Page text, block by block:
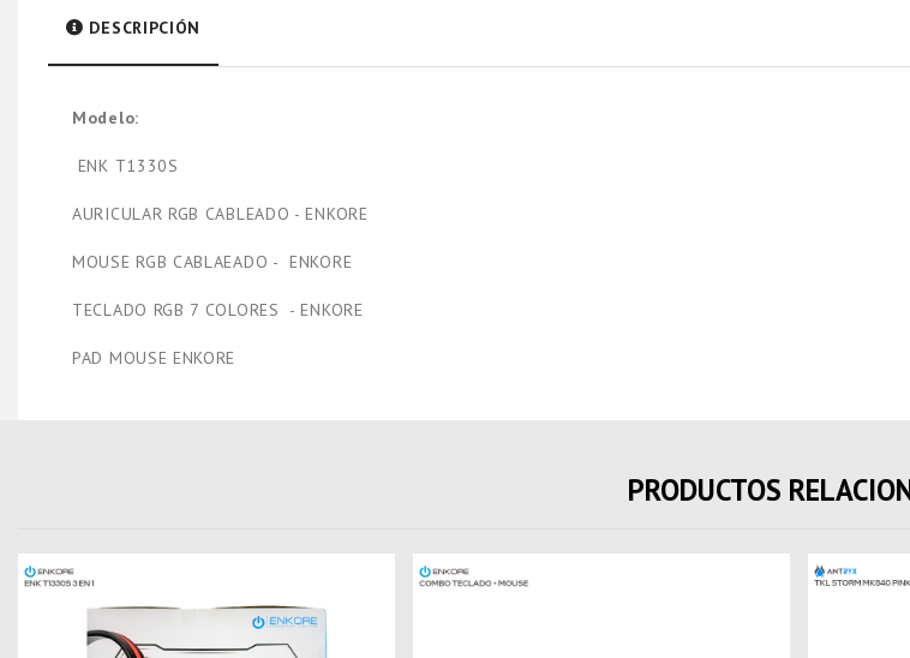
DESCRIPCIÓN
Modelo:
ENK T1330S
AURICULAR RGB CABLEADO - ENKORE
MOUSE RGB CABLAEADO - ENKORE
TECLADO RGB 7 COLORES - ENKORE
PAD MOUSE ENKORE
PRODUCTOS